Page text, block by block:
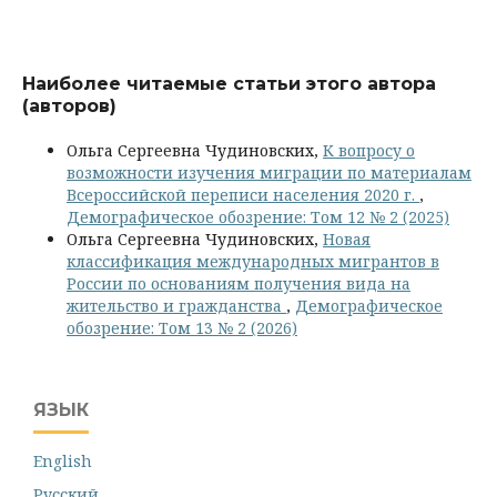
Наиболее читаемые статьи этого автора
(авторов)
Ольга Сергеевна Чудиновских, К вопросу о
возможности изучения миграции по материалам
Всероссийской переписи населения 2020 г. ,
Демографическое обозрение: Том 12 № 2 (2025)
Ольга Сергеевна Чудиновских, Новая
классификация международных мигрантов в
России по основаниям получения вида на
жительство и гражданства , Демографическое
обозрение: Том 13 № 2 (2026)
ЯЗЫК
English